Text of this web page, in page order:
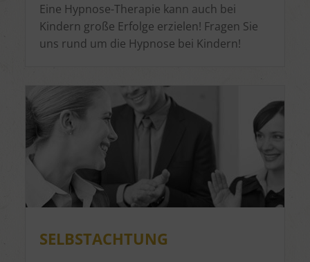
Eine Hypnose-Therapie kann auch bei
Kindern große Erfolge erzielen! Fragen Sie
uns rund um die Hypnose bei Kindern!
SELBSTACHTUNG